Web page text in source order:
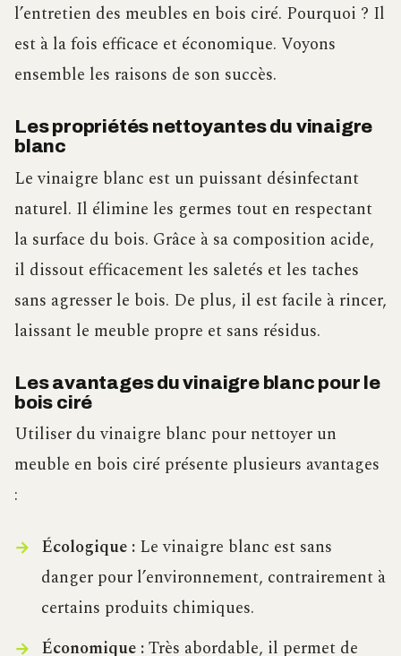
l’entretien des meubles en bois ciré. Pourquoi ? Il
est à la fois efficace et économique. Voyons
ensemble les raisons de son succès.
Les propriétés nettoyantes du vinaigre
blanc
Le vinaigre blanc est un puissant désinfectant
naturel. Il élimine les germes tout en respectant
la surface du bois. Grâce à sa composition acide,
il dissout efficacement les saletés et les taches
sans agresser le bois. De plus, il est facile à rincer,
laissant le meuble propre et sans résidus.
Les avantages du vinaigre blanc pour le
bois ciré
Utiliser du vinaigre blanc pour nettoyer un
meuble en bois ciré présente plusieurs avantages
:
Écologique :Le vinaigre blanc est sans
danger pour l’environnement, contrairement à
certains produits chimiques.
Économique :Très abordable, il permet de